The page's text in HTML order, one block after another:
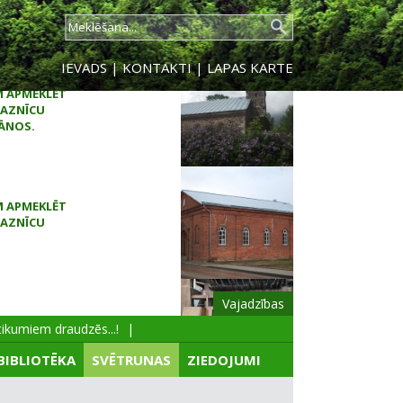
IEVADS|KONTAKTI|LAPAS KARTE
APMEKLĒT
Vajadzības
draudzēs...!
SVĒTRUNAS ZIEDOJUMI